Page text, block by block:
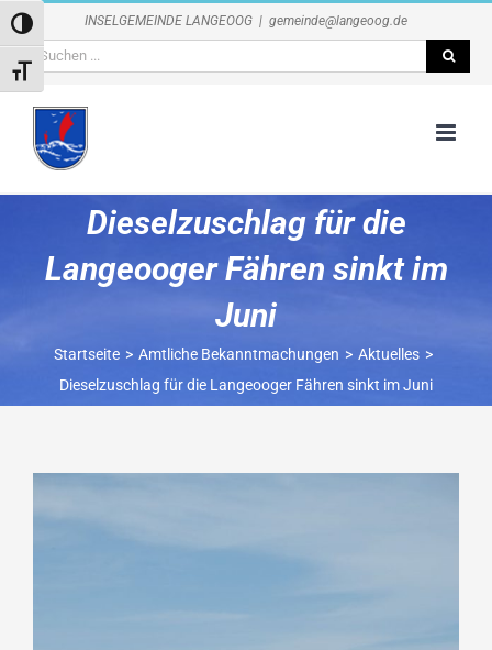
Zum
springen
INSELGEMEINDE LANGEOOG | gemeinde@langeoog.de
Suche
nach:
Dieselzuschlag für die
Langeooger Fähren sinkt im
Juni
Startseite Amtliche Bekanntmachungen
Aktuelles
Dieselzuschlag für die Langeooger Fähren sinkt im Juni
Umschalten auf hohe Kontraste
Schrift vergrößern
grösseres